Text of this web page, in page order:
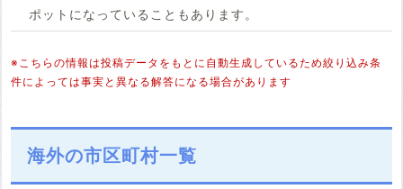
ポットになっていることもあります。
※こちらの情報は投稿データをもとに自動生成しているため絞り込み条
件によっては事実と異なる解答になる場合があります
海外の市区町村一覧